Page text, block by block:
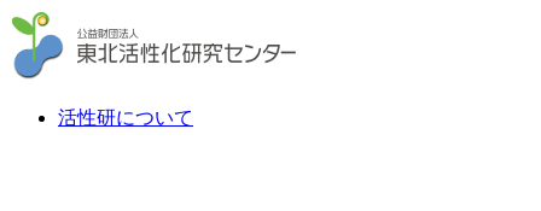
活性研について